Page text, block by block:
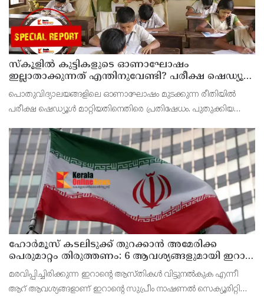
സ്‌കൂളില്‍ കുട്ടികളുടെ ഓണാഘോഷം
ഇല്ലാതാക്കുന്നത് എന്തിനുവേണ്ടി? പരീക്ഷ ഷെഡ്യൂള്‍
മാറ്റിയത് തിരുത്തുമോ?
പൊതുവിദ്യാലയങ്ങളിലെ ഓണാഘോഷം മുടക്കുന്ന രീതിയില്‍
പരീക്ഷ ഷെഡ്യൂള്‍ മാറ്റിയതിനെതിരെ പ്രതിഷേധം. പുതുക്കിയ
പരീക്ഷ നടത്തും.
ഹോര്‍മൂസ് കടലിടുക്ക് തുറക്കാന്‍ അമേരിക്ക
പെരുമാറ്റം തിരുത്തണം: 6 ആവശ്യങ്ങളുമായി ഇറാന്‍
ദേശീയ സുരക്ഷാ കൗണ്‍സില്‍
മരവിപ്പിച്ചിരിക്കുന്ന ഇറാന്റെ ആസ്തികള്‍ വിട്ടുനല്‍കുക എന്നീ
ആറ് ആവശ്യങ്ങളാണ് ഇറാന്റെ സുപ്രീം നാഷണല്‍ സെക്യൂരിറ്റി